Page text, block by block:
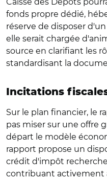
fonds propre dédié,
réserve de disposer
elle serait chargée
source en clarifiant les
standardisant la
Incitations
Sur le plan financier, le
pas miser sur une offre
départ le modèle
rapport propose un
crédit d'impôt
contribuant activement